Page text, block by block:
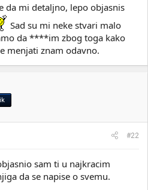
da mi detaljno, lepo objasnis
Sad su mi neke stvari malo
da ****im zbog toga kako
menjati znam odavno.
#22
sam ti u najkracim
da se napise o svemu.